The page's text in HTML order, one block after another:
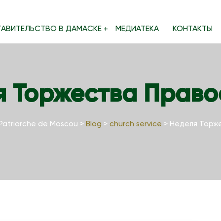
В ДАМАСКЕ МЕДИАТЕКА КОНТАКТЫ
Торжества
de Moscou > Blog > church service > Неделя